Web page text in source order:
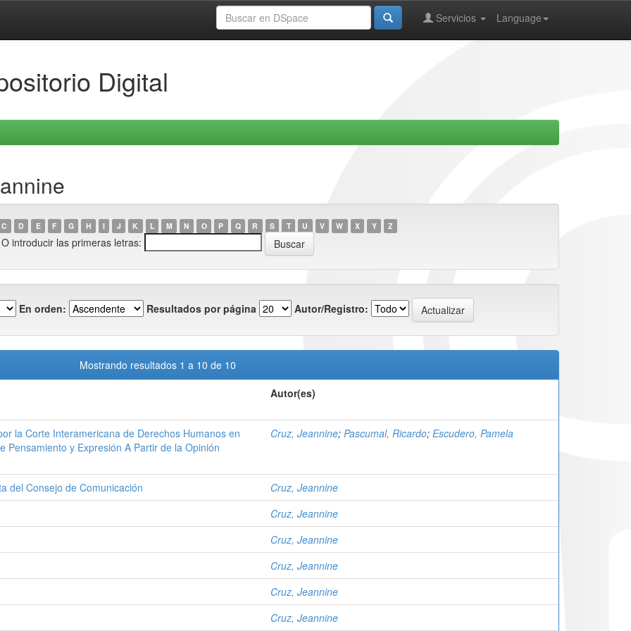
Language
Servicios
Digital
C D E F G H I J K L M N O P Q R S T U V W X Y Z
O introducir las primeras letras:
En orden: Resultados por página Autor/Registro:
Mostrando resultados 1 a 10 de 10
Autor(es)
la Corte Interamericana de Derechos Humanos en
Pensamiento y Expresión A Partir de la Opinión
Cruz, Jeannine; Pascumal, Ricardo; Escudero, Pamela
del Consejo de Comunicación
Cruz, Jeannine
Cruz, Jeannine
Cruz, Jeannine
Cruz, Jeannine
Cruz, Jeannine
Cruz, Jeannine